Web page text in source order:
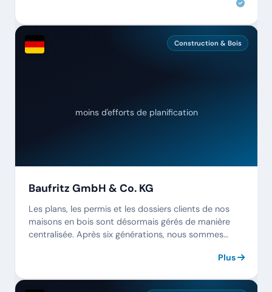
Construction & Bois
moins d'efforts de planification
Baufritz GmbH & Co. KG
Les plans, les permis et les dossiers clients de nos
maisons en bois sont désormais gérés de manière
centralisée. Après six générations, nous sommes
Plus